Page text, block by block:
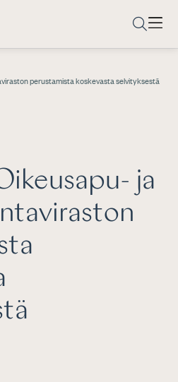
perustamista koskevasta selvityksestä
ja